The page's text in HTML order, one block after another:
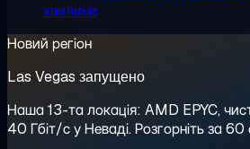
хвилини
Новий регіон
Las Vegas запущено
Наша 13-та локація: AMD EPYC,
40 Гбіт/с у Неваді. Розгорніть за 60